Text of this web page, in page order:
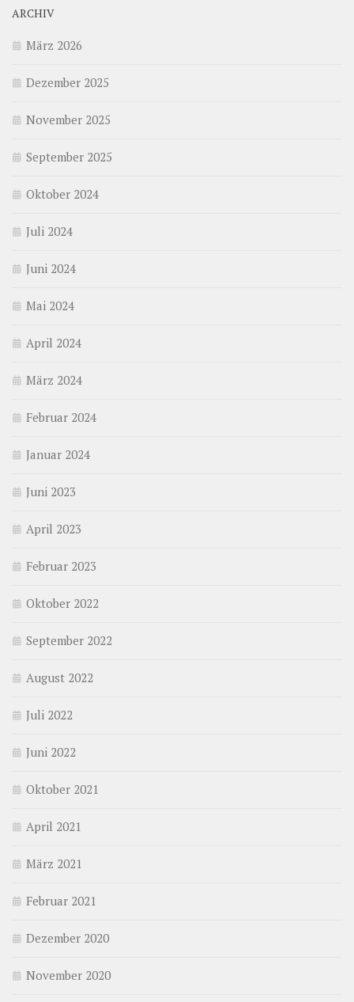
ARCHIV
März 2026
Dezember 2025
November 2025
September 2025
Oktober 2024
Juli 2024
Juni 2024
Mai 2024
April 2024
März 2024
Februar 2024
Januar 2024
Juni 2023
April 2023
Februar 2023
Oktober 2022
September 2022
August 2022
Juli 2022
Juni 2022
Oktober 2021
April 2021
März 2021
Februar 2021
Dezember 2020
November 2020